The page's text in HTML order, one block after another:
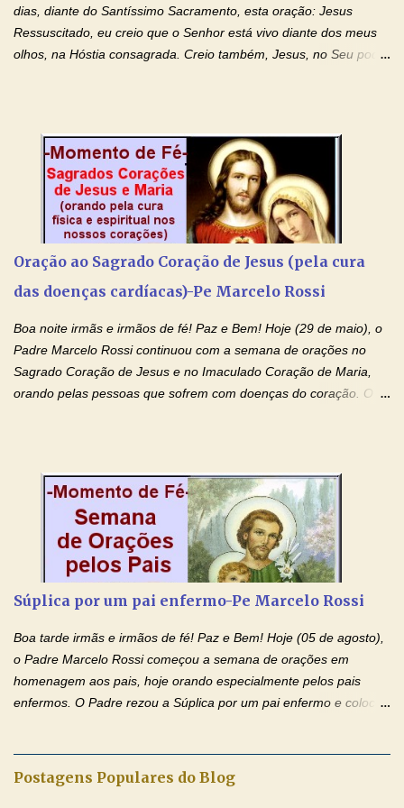
dias, diante do Santíssimo Sacramento, esta oração: Jesus
Ressuscitado, eu creio que o Senhor está vivo diante dos meus
olhos, na Hóstia consagrada. Creio também, Jesus, no Seu poder
creio, Jesus, e clamo que este Sangue seja agora derramado
sobre mim e sobre todos os meus familiares. Eu peço, Senhor
Jesus, que, pelo poder libertador e salvítico deste Sangue,
possamos nos livrar de toda opressão diabólica que possa estar
prejudicando a nossa família. Peço também que atenda, em
especial, este pedido que agora faço na Sua presença:
(apresente aqui o seu pedido...) Eu, desde já, agradeço de
coração, confiante que o Senhor me atenderá. Eu louvo o Pai por
agradeço de coração ao Espíri...
Oração ao Sagrado Coração de Jesus (pela cura
das doenças cardíacas)-Pe Marcelo Rossi
Boa noite irmãs e irmãos de fé! Paz e Bem! Hoje (29 de maio), o
Padre Marcelo Rossi continuou com a semana de orações no
Sagrado Coração de Jesus e no Imaculado Coração de Maria,
orando pelas pessoas que sofrem com doenças do coração. O
esta abençoada semana de orações no programa de rádio
Momento de Fé, vamos juntos formar uma forte corrente de
orações com o Padre Marcelo. Não desista do milagre, da cura;
tenha fé, creia firmemente e ore incessantemente até que o
Kairós aconteça em sua vida. Fique no Amor Ágape de Jesus e
no Amor Materno de Nossa Senhora. Adriana-Devoção e Fé
Mensagem do Padre Marcelo Rossi por E-mail: Amados!! Nesta
quarta feira, vamos orar pelas pessoas que sofrem com as
doenças do coração, NO SAGRADO CORAÇÃO DE JESUS E NO
IMACULADO CORAÇÃO DE MAR...
Súplica por um pai enfermo-Pe Marcelo Rossi
Boa tarde irmãs e irmãos de fé! Paz e Bem! Hoje (05 de agosto),
o Padre Marcelo Rossi começou a semana de orações em
homenagem aos pais, hoje orando especialmente pelos pais
enfermos. O Padre rezou a Súplica por um pai enfermo e colocou
de Nossa Senhora. Adriana dos Anjos-Devoção e Fé Mensagem
Postagens Populares do Blog